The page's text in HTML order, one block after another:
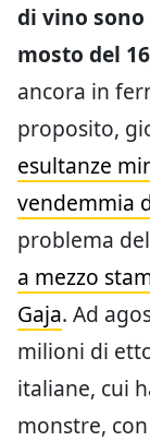
di vino sono
mosto del
ancora in
proposito,
esultanze
vendemmia
problema
a mezzo
Gaja. Ad
milioni di
italiane, cui
monstre,